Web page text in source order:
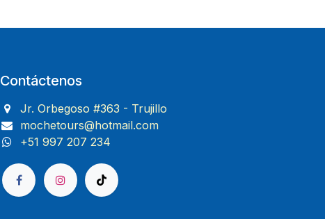
Contáctenos
Jr. Orbegoso #363 - Trujillo
mochetours@hotmail.com
+51 997 207 234